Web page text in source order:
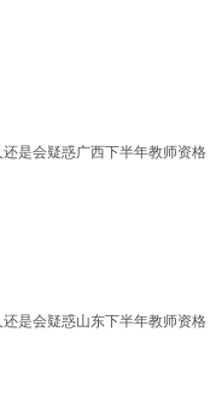
是会疑惑广西下半年教师资格
是会疑惑山东下半年教师资格